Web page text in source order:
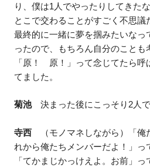
り、僕は1人でやったりしてきた
とこで交わることがすごく不思議
最終的に一緒に夢を掴みたいなっ
ったので、もちろん自分のことも
「原！ 原！」って念じてたら呼
てました。
菊池決まった後にこっそり2人で
寺西 （モノマネしながら）「
れから俺たちメンバーだよ！」っ
「てかまじかっけえよ。お前」っ